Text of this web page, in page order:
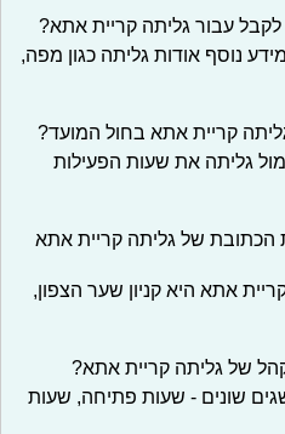
לקבל עבור גליתה קריית אתא?
נוסף אודות גליתה כגון מפה,
קריית אתא בחול המועד?
גליתה את שעות הפעילות
הכתובת של גליתה קריית אתא
אתא היא קניון שער הצפון,
של גליתה קריית אתא?
שונים - שעות פתיחה, שעות